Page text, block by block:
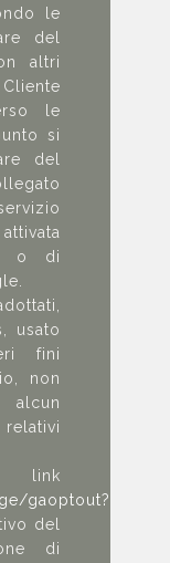
le
del
altri
le
si
del
o di
usato
fini
non
gaoptout?
del
di